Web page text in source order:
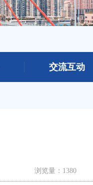
交流互动
浏览量：1380